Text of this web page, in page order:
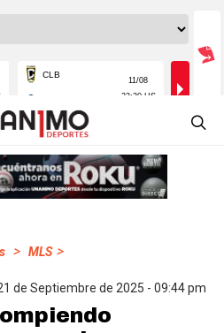
> MLS >
de Septiembre de 2025 - 09:44 pm